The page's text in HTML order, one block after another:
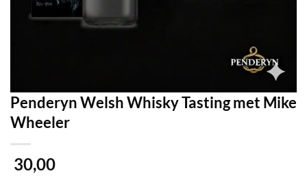
Penderyn Welsh Whisky Tasting met Mike
Wheeler
30,00